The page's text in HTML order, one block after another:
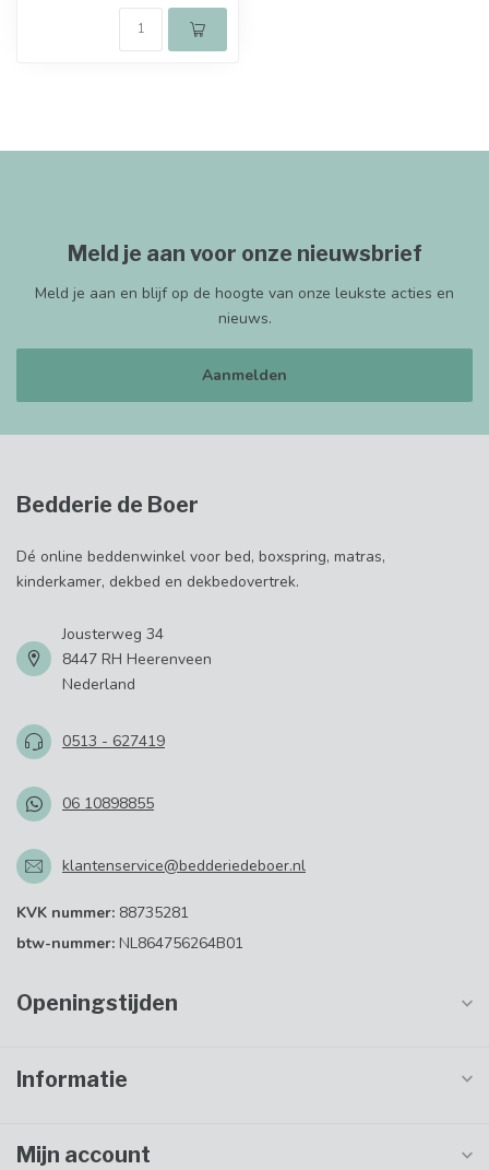
Meld je aan voor onze nieuwsbrief
Meld je aan en blijf op de hoogte van onze leukste acties en
nieuws.
Aanmelden
Bedderie de Boer
Dé online beddenwinkel voor bed, boxspring, matras,
kinderkamer, dekbed en dekbedovertrek.
Jousterweg 34
8447 RH Heerenveen
Nederland
0513 - 627419
06 10898855
klantenservice@bedderiedeboer.nl
KVK nummer: 88735281
btw-nummer: NL864756264B01
Openingstijden
Informatie
Mijn account